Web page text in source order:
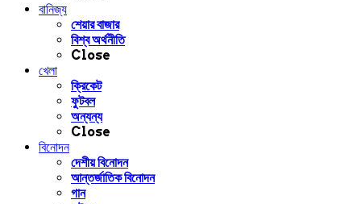
বানিজ্য
শেয়ার বাজার
বিশ্ব অর্থনীতি
Close
খেলা
ক্রিকেট
ফুটবল
অন্যন্য
Close
বিনোদন
দেশীয় বিনোদন
আন্তর্জাতিক বিনোদন
গান